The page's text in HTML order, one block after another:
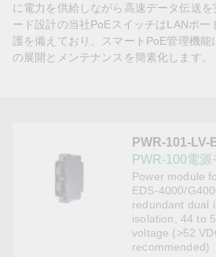
に電力を供給しながら高速データ伝送
ード設計の当社PoEスイッチはLANポー
護を備えており、スマートPoE管理機能
の展開とメンテナンスを簡素化します。
PWR-101-LV-
PWR-100電
Power module
EDS-4000/
redundant dual
isolation, 44 to
voltage (>52
recommended)